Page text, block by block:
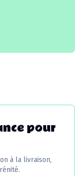
pour
à la livraison,